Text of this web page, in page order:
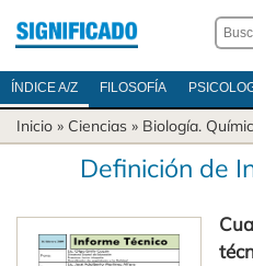
ÍNDICE A/Z FILOSOFÍA
Inicio » Ciencias » Biología.
Definición de